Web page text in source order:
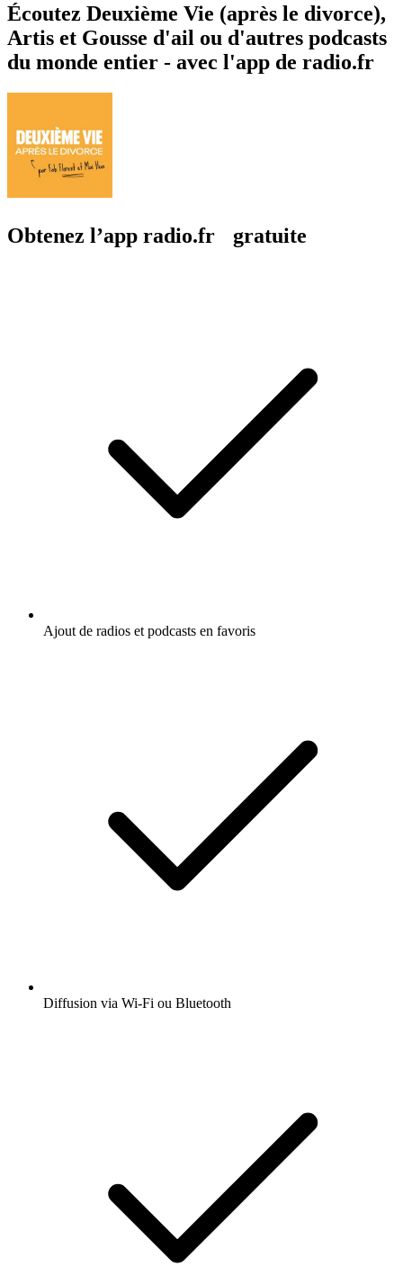
Écoutez Deuxième Vie (après le divorce),
Artis et Gousse d'ail ou d'autres podcasts
du monde entier - avec l'app de radio.fr
Obtenez l’app radio.fr gratuite
Ajout de radios et podcasts en favoris
Diffusion via Wi-Fi ou Bluetooth